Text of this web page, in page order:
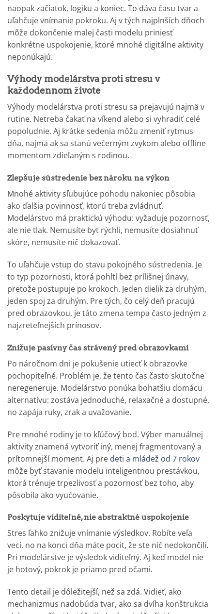
naopak začiatok, logiku a koniec. To dáva času tvar a
uľahčuje vnímanie pokroku. Aj v tých najplnších dňoch
môže dokončenie malej časti modelu priniesť
konkrétne uspokojenie, ktoré mnohé digitálne aktivity
neponúkajú.
Výhody modelárstva proti stresu v
každodennom živote
Výhody modelárstva proti stresu sa prejavujú najmä v
rutine. Netreba čakať na víkend alebo si vyhradiť celé
popoludnie. Aj krátke sedenia môžu zmeniť rytmus
dňa, najmä ak sa stanú večerným zvykom alebo offline
momentom zdieľaným s rodinou.
Zlepšuje sústredenie bez nároku na výkon
Mnohé aktivity sľubujúce pohodu nakoniec pôsobia
ako ďalšia povinnosť, ktorú treba zvládnuť.
Modelárstvo má praktickú výhodu: vyžaduje pozornosť,
ale nie tlak. Nemusíte byť rýchli, nemusíte dosiahnuť
skóre, nemusíte nič dokazovať.
To uľahčuje vstup do stavu pokojného sústredenia. Je
to typ pozornosti, ktorá pohltí bez prílišnej únavy,
pretože postupuje po krokoch. Jeden dielik za druhým,
jeden spoj za druhým. Pre tých, čo celý deň pracujú
pred obrazovkou, je táto zmena tempa často jedným z
najzreteľnejších prínosov.
Znižuje pasívny čas strávený pred obrazovkami
Po náročnom dni je pokušenie utiecť k obrazovke
pochopiteľné. Problém je, že tento čas často skutočne
neregeneruje. Modelárstvo ponúka bohatšiu domácu
alternatívu: zostáva jednoduché, relaxačné a dostupné,
no zapája ruky, zrak a uvažovanie.
Pre mnohé rodiny je to kľúčový bod. Výber manuálnej
aktivity znamená vytvoriť iný, menej fragmentovaný a
prítomnejší moment. Aj pre deti a mládež od 7 rokov
môže byť stavanie modelu inteligentnou prestávkou,
ktorá trénuje trpezlivosť a pozornosť bez toho, aby
pôsobila ako vyučovanie.
Poskytuje viditeľné, nie abstraktné uspokojenie
Stres ľahko znižuje vnímanie výsledkov. Robíte veľa
vecí, no na konci dňa máte pocit, že ste nič nedokončili.
Pri modelárstve je výsledok viditeľný. Aj keď model nie
je hotový, pokrok je priamo pred očami.
Tento detail je dôležitejší, než sa zdá. Vidieť, ako
mechanizmus nadobúda tvar, ako sa dvíha konštrukcia